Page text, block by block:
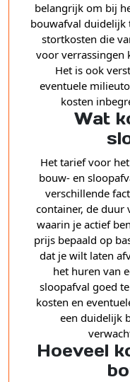
belangrijk om bij
bouwafval duidelijk
stortkosten die
voor verrassingen
Het is ook
eventuele
kosten
Wat
Het tarief voor
bouw- en
verschillende
container, de duur
waarin je actief
prijs bepaald op
dat je wilt laten
het huren van
sloopafval goed
kosten en
een duidelijk
Hoeveel